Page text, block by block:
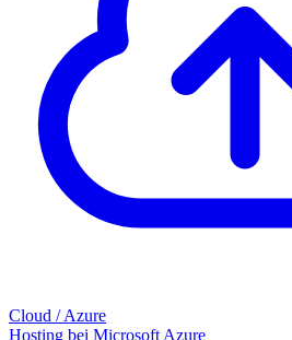
Cloud / Azure
Hosting bei Microsoft Azure